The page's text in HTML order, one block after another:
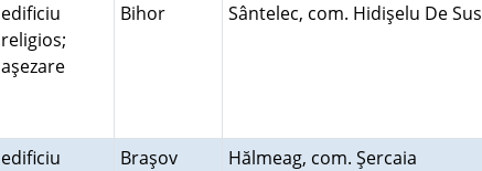
edificiu
religios;
aşezare
Bihor Sântelec, com. Hidişelu De Sus
edificiu
Braşov Hălmeag, com. Şercaia